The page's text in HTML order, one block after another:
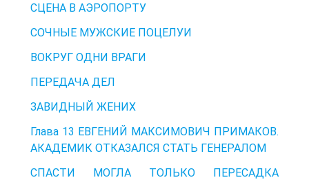
СЦЕНА В АЭРОПОРТУ
СОЧНЫЕ МУЖСКИЕ ПОЦЕЛУИ
ВОКРУГ ОДНИ ВРАГИ
ПЕРЕДАЧА ДЕЛ
ЗАВИДНЫЙ ЖЕНИХ
Глава 13 ЕВГЕНИЙ МАКСИМОВИЧ ПРИМАКОВ.
АКАДЕМИК ОТКАЗАЛСЯ СТАТЬ ГЕНЕРАЛОМ
СПАСТИ МОГЛА ТОЛЬКО ПЕРЕСАДКА